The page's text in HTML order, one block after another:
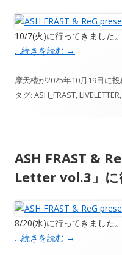
10/7(火)に行ってきました。
…続きを読む →
摩天楼が2025年10月19日に
タグ: ASH_FRAST,LIVELETTER,
ASH FRAST &
Letter vol.3」に
8/20(水)に行ってきました。
…続きを読む →